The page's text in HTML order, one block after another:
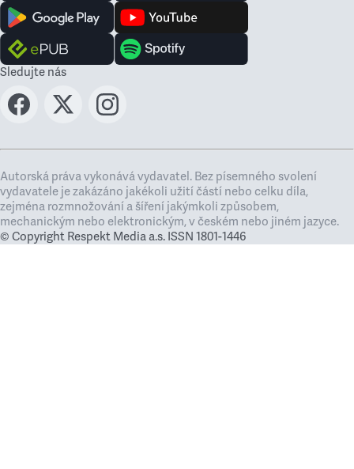
Sledujte nás
Autorská práva vykonává vydavatel. Bez písemného svolení
vydavatele je zakázáno jakékoli užití částí nebo celku díla,
zejména rozmnožování a šíření jakýmkoli způsobem,
mechanickým nebo elektronickým, v českém nebo jiném jazyce.
© Copyright Respekt Media a.s. ISSN 1801-1446